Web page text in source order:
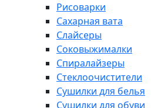
Рисоварки
Сахарная вата
Слайсеры
Соковыжималки
Спиралайзеры
Стеклоочистители
Сушилки для белья
Сушилки для обуви